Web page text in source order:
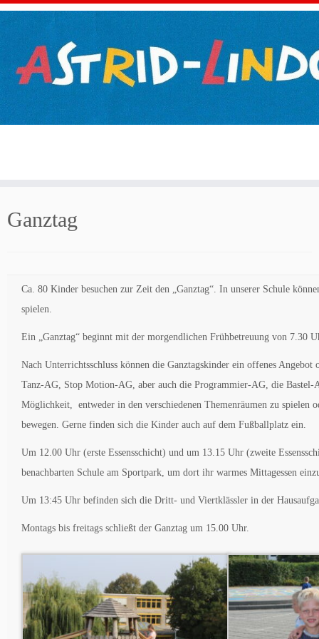
Inhalt
springen
Ganztag
Ca. 80 Kinder besuchen zur Zeit den „Ganztag“. In unserer Schule
spielen.
Ein „Ganztag“ beginnt mit der morgendlichen Frühbetreuung von 7.30
Nach Unterrichtsschluss können die Ganztagskinder ein offenes
Tanz-AG, Stop Motion-AG, aber auch die Programmier-AG, die Bastel-
Möglichkeit, entweder in den verschiedenen Themenräumen zu
bewegen. Gerne finden sich die Kinder auch auf dem Fußballplatz ein.
Um 12.00 Uhr (erste Essensschicht) und um 13.15 Uhr (zweite
benachbarten Schule am Sportpark, um dort ihr warmes Mittagessen
Um 13:45 Uhr befinden sich die Dritt- und Viertklässler in der
Montags bis freitags schließt der Ganztag um 15.00 Uhr.